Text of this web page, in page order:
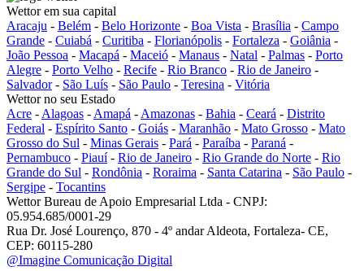
Wettor em sua capital
Aracaju - Belém - Belo Horizonte - Boa Vista - Brasília - Campo
Grande - Cuiabá - Curitiba - Florianópolis - Fortaleza - Goiânia -
João Pessoa - Macapá - Maceió - Manaus - Natal - Palmas - Porto
Alegre - Porto Velho - Recife - Rio Branco - Rio de Janeiro -
Salvador- São Luís - São Paulo - Teresina - Vitória
Wettor no seu Estado
Acre - Alagoas - Amapá - Amazonas - Bahia - Ceará - Distrito
Federal - Espírito Santo - Goiás - Maranhão - Mato Grosso - Mato
Grosso do Sul - Minas Gerais - Pará - Paraíba - Paraná -
Pernambuco - Piauí- Rio de Janeiro - Rio Grande do Norte - Rio
Grande do Sul - Rondônia - Roraima - Santa Catarina - São Paulo -
Sergipe - Tocantins
Wettor Bureau de Apoio Empresarial Ltda - CNPJ:
05.954.685/0001-29
Rua Dr. José Lourenço, 870 - 4º andar Aldeota, Fortaleza- CE,
CEP: 60115-280
@Imagine Comunicação Digital